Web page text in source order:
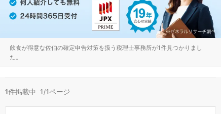
飲食が得意な佐伯の確定申告対策を扱う税理士事務所が1件見つかりまし
た。
1件掲載中 1/1ページ